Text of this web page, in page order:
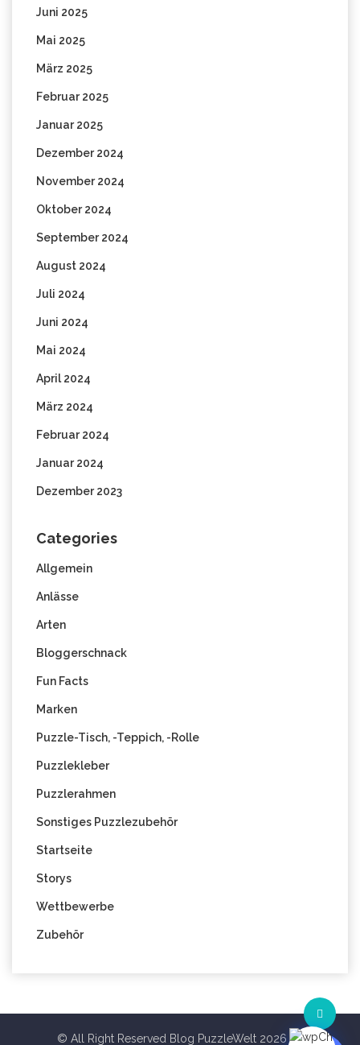
Juni 2025
Mai 2025
März 2025
Februar 2025
Januar 2025
Dezember 2024
November 2024
Oktober 2024
September 2024
August 2024
Juli 2024
Juni 2024
Mai 2024
April 2024
März 2024
Februar 2024
Januar 2024
Dezember 2023
Categories
Allgemein
Anlässe
Arten
Bloggerschnack
Fun Facts
Marken
Puzzle-Tisch, -Teppich, -Rolle
Puzzlekleber
Puzzlerahmen
Sonstiges Puzzlezubehör
Startseite
Storys
Wettbewerbe
Zubehör
© All Right Reserved Blog PuzzleWelt 2026